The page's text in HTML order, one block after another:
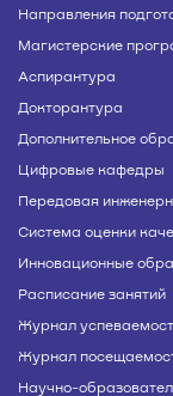
Направления
Магистерские
Аспирантура
Докторантура
Дополнительное
Цифровые кафедры
Передовая
Система оценки
Инновационные
Расписание занятий
Журнал
Журнал
Научно-